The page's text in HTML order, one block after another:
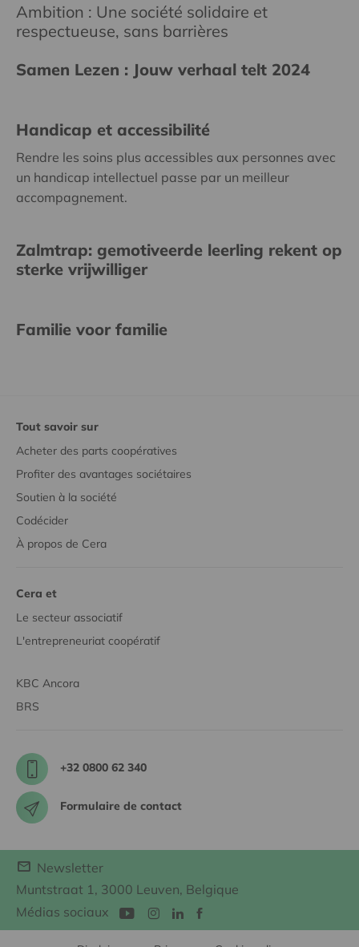
Ambition : Une société solidaire et
respectueuse, sans barrières
Samen Lezen : Jouw verhaal telt 2024
Handicap et accessibilité
Rendre les soins plus accessibles aux personnes avec
un handicap intellectuel passe par un meilleur
accompagnement.
Zalmtrap: gemotiveerde leerling rekent op
sterke vrijwilliger
Familie voor familie
Tout savoir sur
Acheter des parts coopératives
Profiter des avantages sociétaires
Soutien à la société
Codécider
À propos de Cera
Cera et
Le secteur associatif
L'entrepreneuriat coopératif
KBC Ancora
BRS
+32 0800 62 340
Formulaire de contact
Newsletter
Muntstraat 1, 3000 Leuven, Belgique
Médias sociaux